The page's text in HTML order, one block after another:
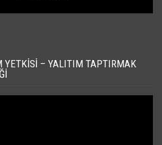
YETKISI – YALITIM TAPTIRMAK